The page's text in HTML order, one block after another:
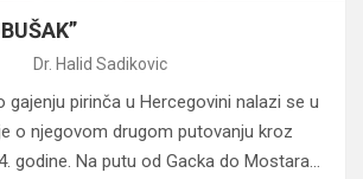
Dr. Halid Sadikovic
gajenju pirinča u Hercegovini nalazi se u
o njegovom drugom putovanju kroz
godine. Na putu od Gacka do Mostara…